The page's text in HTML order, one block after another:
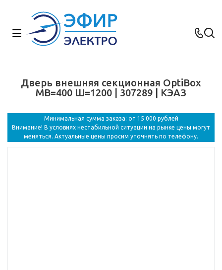
Дверь внешняя секционная OptiBox
MВ=400 Ш=1200 | 307289 | КЭАЗ
Минимальная сумма заказа: от 15 000 рублей
Внимание! В условиях нестабильной ситуации на рынке цены могут
меняться. Актуальные цены просим уточнять по телефону.